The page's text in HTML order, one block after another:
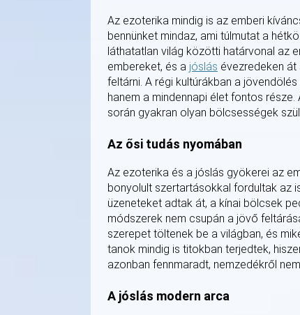
Az ezoterika mindig is az emberi
bennünket mindaz, ami túlmutat a
láthatatlan világ közötti határvonal az
embereket, és a jóslás évezredeken
feltárni. A régi kultúrákban a
hanem a mindennapi élet fontos
során gyakran olyan bölcsességek
Az ősi tudás nyomában
Az ezoterika és a jóslás gyökerei az
bonyolult szertartásokkal fordultak az
üzeneteket adtak át, a kínai bölcsek
módszerek nem csupán a jövő
szerepet töltenek be a világban, és
tanok mindig is titokban terjedtek,
azonban fennmaradt, nemzedékről
A jóslás modern arca